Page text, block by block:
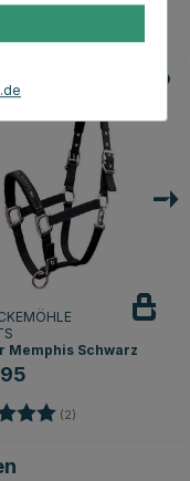
könnten
Memphis Schwarz
(2)